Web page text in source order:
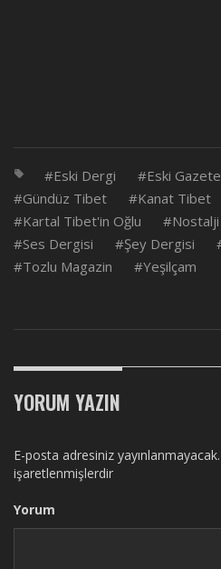
Eski Dergi Eski Gazete
Gündüz Tibet
Kanat Tibet
Kartal Tibet'in Oğlu
Nostalji
Ses Dergisi
Şey Dergisi
Tozlu Magazin
Yeşilçam
YORUM YAZIN
E-posta adresiniz yayınlanmayacak.
işaretlenmişlerdir
Yorum